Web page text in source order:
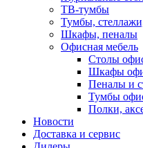
ТВ-тумбы
Тумбы,
Шкафы, пеналы
Офисная мебель
Столы
Шкафы
Пеналы и
Тумбы
Полки,
Новости
Доставка и сервис